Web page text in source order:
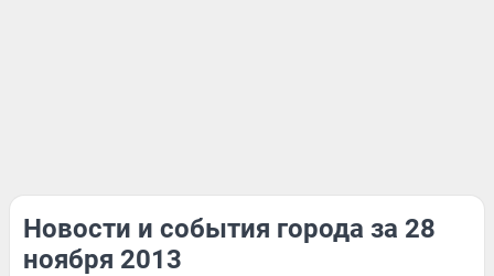
Новости и события города за 28
ноября 2013